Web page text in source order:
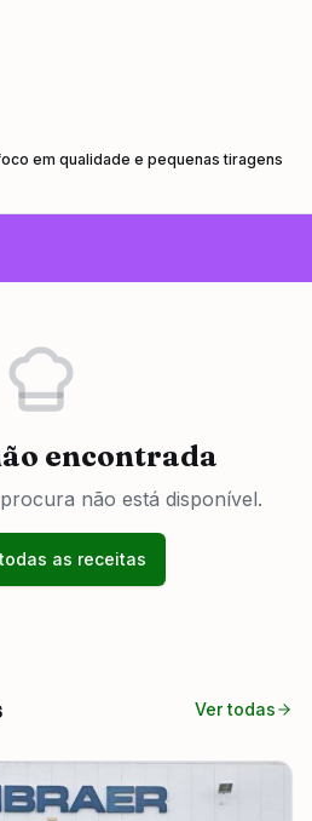
e pequenas tiragens
encontrada
não está disponível.
as receitas
Ver todas